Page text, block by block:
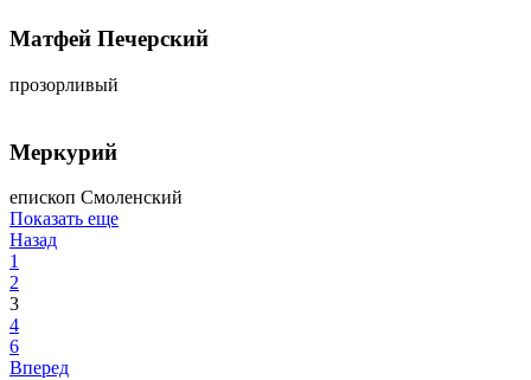
Матфей Печерский
прозорливый
Меркурий
епископ Смоленский
Показать еще
Назад
1
2
3
4
6
Вперед